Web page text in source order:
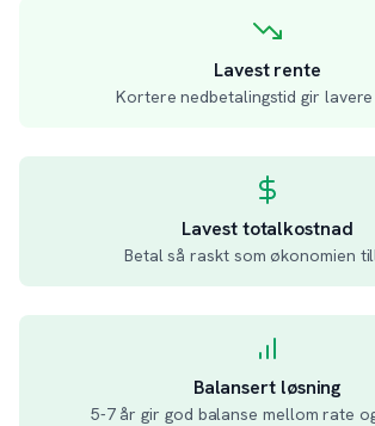
Lavest rente
Kortere nedbetalingstid gir
Lavest totalkostnad
Betal så raskt som økonomien
Balansert løsning
5-7 år gir god balanse mellom rate